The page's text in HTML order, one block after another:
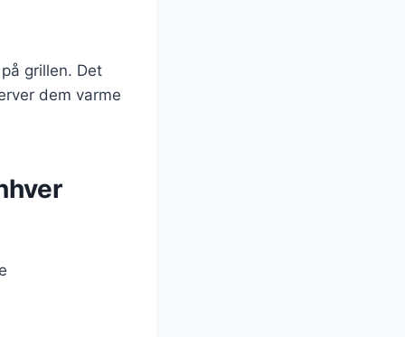
grillen. Det
dem varme